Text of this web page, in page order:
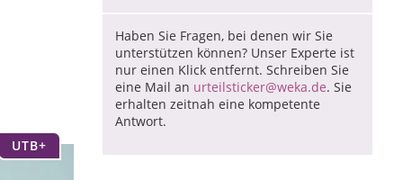
UTB+
Haben Sie Fragen, bei denen wir Sie
unterstützen können? Unser Experte ist
nur einen Klick entfernt. Schreiben Sie
eine Mail an urteilsticker@weka.de. Sie
erhalten zeitnah eine kompetente
Antwort.